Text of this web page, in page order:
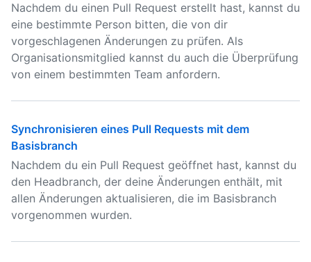
Nachdem du einen Pull Request erstellt hast, kannst du
eine bestimmte Person bitten, die von dir
vorgeschlagenen Änderungen zu prüfen. Als
Organisationsmitglied kannst du auch die Überprüfung
von einem bestimmten Team anfordern.
Synchronisieren eines Pull Requests mit dem
Basisbranch
Nachdem du ein Pull Request geöffnet hast, kannst du
den Headbranch, der deine Änderungen enthält, mit
allen Änderungen aktualisieren, die im Basisbranch
vorgenommen wurden.